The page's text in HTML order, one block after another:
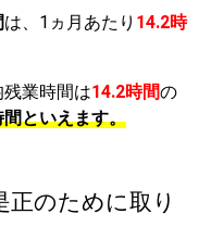
は、1ヵ月あたり 14.2時
業時間は14.2時間の
といえます。
正のために取り